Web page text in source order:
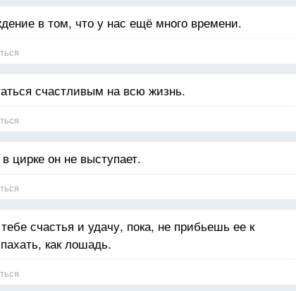
в том, что у нас ещё много времени.
счастливым на всю жизнь.
цирке он не выступает.
счастья и удачу, пока, не прибьешь ее к
как лошадь.